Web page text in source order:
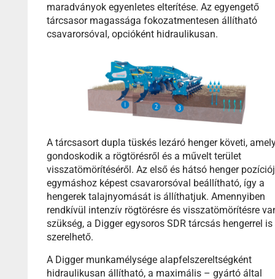
maradványok egyenletes elterítése. Az egyengető
tárcsasor magassága fokozatmentesen állítható
csavarorsóval, opcióként hidraulikusan.
A tárcsasort dupla tüskés lezáró henger követi,
gondoskodik a rögtörésről és a művelt terület
visszatömörítéséről. Az első és hátsó henger
egymáshoz képest csavarorsóval beállítható, így a
hengerek talajnyomását is állíthatjuk. Amennyiben
rendkívül intenzív rögtörésre és visszatömörítésre
szükség, a Digger egysoros SDR tárcsás hengerrel is
szerelhető.
A Digger munkamélysége alapfelszereltségként
hidraulikusan állítható, a maximális – gyártó által